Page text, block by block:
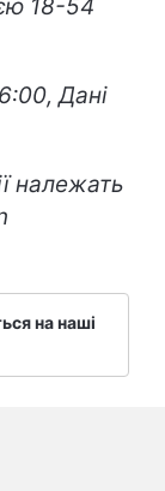
18-54
Дані
належать
на наші